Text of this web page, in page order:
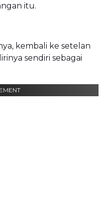
itu.
kembali ke setelan
sendiri sebagai